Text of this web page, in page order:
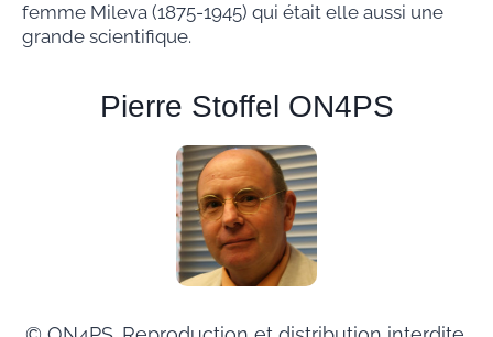
femme Mileva (1875-1945) qui était elle aussi une
grande scientifique.
Pierre Stoffel ON4PS